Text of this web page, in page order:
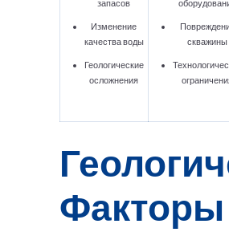
запасов
Изменение
качества воды
Геологические
осложнения
скважины
Факторы